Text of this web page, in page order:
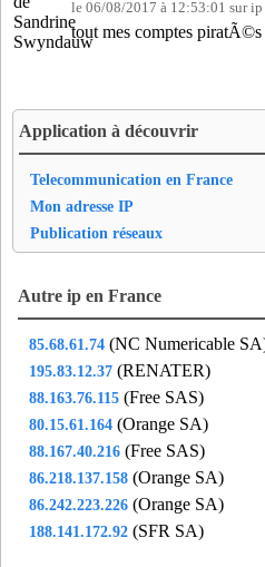
pac33- Pessac (5 km)
pdm33
pot33- Portets (19 km)
puc33
qui33
- Quinsac (11 km)
sel33 - Saint-Selve (19 km)
smj33- Saint-Medard-en-Jalles (15 km)
t2s33
- Tresses (8 km)
tal33- Talence (3 km)
tdo33- Le Taillan-Medoc (11 km)
toc33- Cestas (14 km)
le 06/08/2017 à 12:53:01 sur ip
tout mes comptes piratÃ©s
Application à découvrir
Telecommunication en France
Mon adresse IP
Publication réseaux
Autre ip en France
85.68.61.74 (NC Numericable
195.83.12.37 (RENATER)
88.163.76.115 (Free SAS)
80.15.61.164 (Orange SA)
88.167.40.216 (Free SAS)
86.218.137.158 (Orange SA)
86.242.223.226 (Orange SA)
188.141.172.92 (SFR SA)